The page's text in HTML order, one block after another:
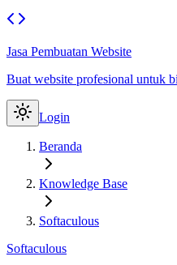
Jasa Pembuatan Website
Buat website profesional untuk
Login
Beranda
Knowledge Base
Softaculous
Softaculous